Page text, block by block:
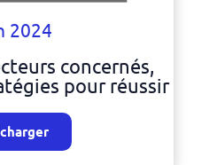
2024
concernés,
pour réussir